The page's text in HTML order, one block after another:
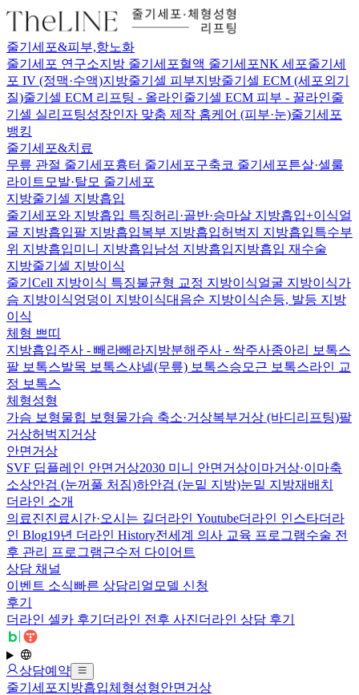
본문 바로가기
줄기세포&피부,항노화
줄기세포 연구소지방 줄기세포혈액 줄기세포NK 세포줄기세
포 IV (정맥·수액)지방줄기셀 피부지방줄기셀 ECM (세포외기
질)줄기셀 ECM 리프팅 - 올라인줄기셀 ECM 피부 - 꿀라인줄
기셀 실리프팅성장인자 맞춤 제작 홈케어 (피부·눈)줄기세포
뱅킹
줄기세포&치료
무릎 관절 줄기세포흉터 줄기세포구축코 줄기세포튼살·셀룰
라이트 모발·탈모 줄기세포
지방줄기셀 지방흡입
줄기세포와 지방흡입 특징허리·골반·승마살 지방흡입+이식얼
굴 지방흡입팔 지방흡입복부 지방흡입허벅지 지방흡입특수부
위 지방흡입미니 지방흡입남성 지방흡입지방흡입 재수술
지방줄기셀 지방이식
줄기Cell 지방이식 특징불균형 교정 지방이식얼굴 지방이식가
슴 지방이식엉덩이 지방이식대음순 지방이식손등, 발등 지방
이식
체형 쁘띠
지방흡입주사 - 빼라빼라지방분해주사 - 싹주사종아리 보톡스
팔 보톡스발목 보톡스샤넬(무릎) 보톡스승모근 보톡스라인 교
정 보톡스
체형성형
가슴 보형물힙 보형물가슴 축소·거상복부거상 (바디리프팅)팔
거상허벅지거상
안면거상
SVF 딥플레인 안면거상2030 미니 안면거상이마거상·이마축
소상안검 (눈꺼풀 처짐)하안검 (눈밑 지방)눈밑 지방재배치
더라인 소개
의료진진료시간·오시는 길더라인 Youtube더라인 인스타더라
인 Blog19년 더라인 History전세계 의사 교육 프로그램수술 전
후 관리 프로그램근수저 다이어트
상담 채널
이벤트 소식빠른 상담리얼모델 신청
후기
더라인 셀카 후기 더라인 전후 사진더라인 상담 후기
로그인
상담예약
줄기세포지방흡입체형성형안면거상